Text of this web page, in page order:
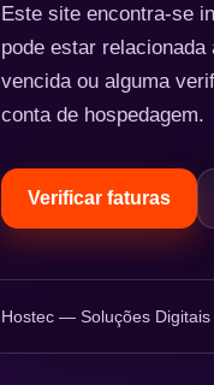
Este site encontra-se
pode estar
vencida ou alguma
conta de hospedagem.
Verificar faturas
Hostec — Soluções